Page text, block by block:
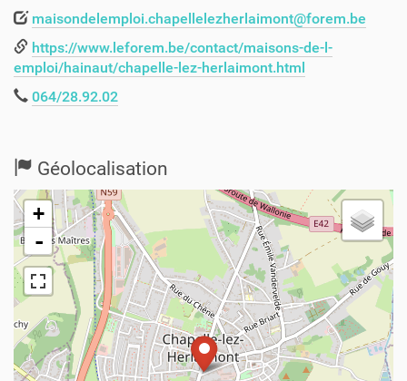
maisondelemploi.chapellelezherlaimont@forem.be
https://www.leforem.be/contact/maisons-de-l-
emploi/hainaut/chapelle-lez-herlaimont.html
064/28.92.02
Géolocalisation
+
-